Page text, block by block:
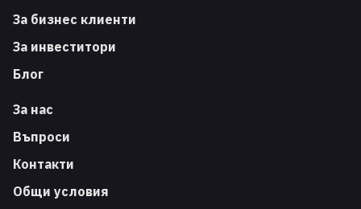
За бизнес клиенти
За инвеститори
Блог
За нас
Въпроси
Контакти
Общи условия